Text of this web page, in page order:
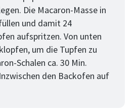
Die Macaron-Masse in
und damit 24
aufspritzen. Von unten
um die Tupfen zu
Schalen ca. 30 Min.
den Backofen auf